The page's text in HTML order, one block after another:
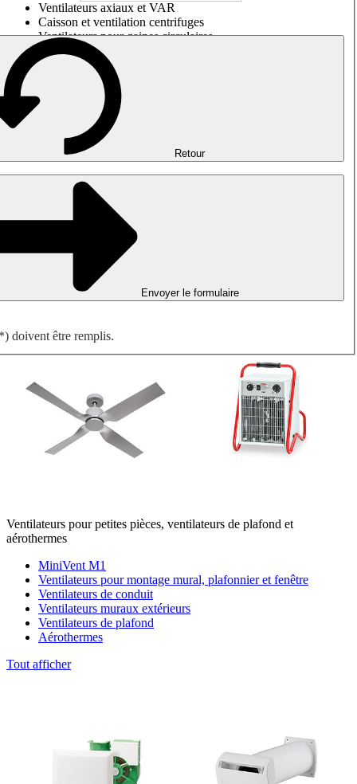
Ventilateurs axiaux et VAR
Caisson et ventilation centrifuges
Ventilateurs pour gaines circulaires
Ventilateurs pour gaines rectangulaires
Tourelles de toiture
Désenfumage, détection incendie et ventilation de parking
Ventilateurs antidéflagrants
Mesurer. Contrôler. Réguler.
Traitement d'air
Accessoires aérauliques
Ventilateurs pour petites pièces, ventilateurs de plafond et
aérothermes
MiniVent M1
Ventilateurs pour montage mural, plafonnier et fenêtre
Ventilateurs de conduit
Ventilateurs muraux extérieurs
Ventilateurs de plafond
Aérothermes
Tout afficher
Retour
Envoyer le formulaire
doivent être remplis.